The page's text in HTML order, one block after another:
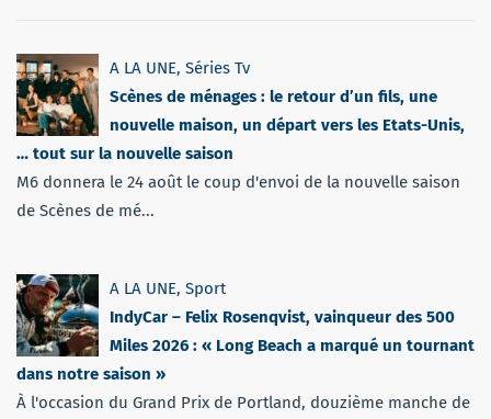
A LA UNE, Séries Tv
Scènes de ménages : le retour d’un fils, une
nouvelle maison, un départ vers les Etats-Unis,
… tout sur la nouvelle saison
M6 donnera le 24 août le coup d'envoi de la nouvelle saison
de Scènes de mé...
A LA UNE, Sport
IndyCar – Felix Rosenqvist, vainqueur des 500
Miles 2026 : « Long Beach a marqué un tournant
dans notre saison »
À l'occasion du Grand Prix de Portland, douzième manche de